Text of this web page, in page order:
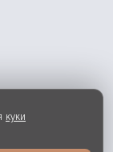
куки